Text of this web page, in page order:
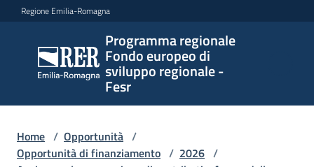
Vai al contenuto
Vai alla navigazione
Vai al footer
Regione Emilia-Romagna
Programma regionale
Fondo europeo di
sviluppo regionale -
Fesr
Programma
regionale
Fondo
europeo di
regionale -
Fesr
Home / Opportunità /
Opportunità di finanziamento / 2026 /